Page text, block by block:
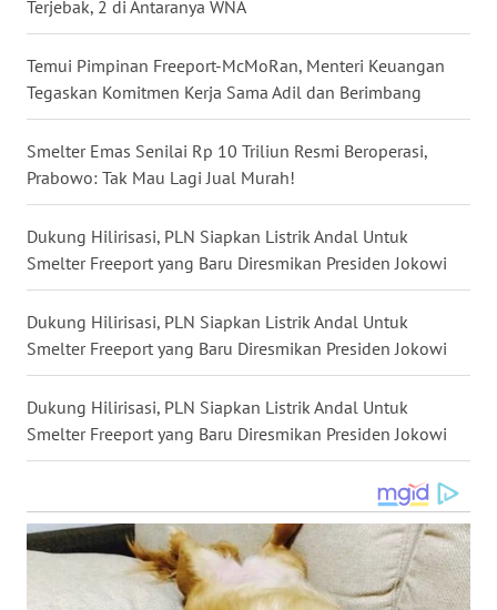
Terjebak, 2 di Antaranya WNA
Temui Pimpinan Freeport-McMoRan, Menteri Keuangan
Tegaskan Komitmen Kerja Sama Adil dan Berimbang
Smelter Emas Senilai Rp 10 Triliun Resmi Beroperasi,
Prabowo: Tak Mau Lagi Jual Murah!
Dukung Hilirisasi, PLN Siapkan Listrik Andal Untuk
Smelter Freeport yang Baru Diresmikan Presiden Jokowi
Dukung Hilirisasi, PLN Siapkan Listrik Andal Untuk
Smelter Freeport yang Baru Diresmikan Presiden Jokowi
Dukung Hilirisasi, PLN Siapkan Listrik Andal Untuk
Smelter Freeport yang Baru Diresmikan Presiden Jokowi
WN
BALI
WN
KALBAR
WN
KALTENG
WN
KALTARA